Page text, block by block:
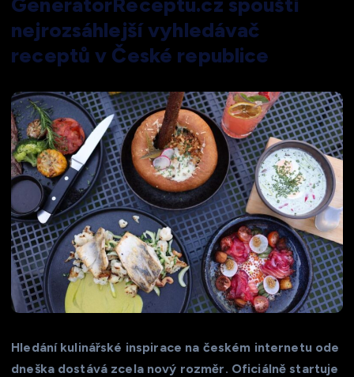
nejrozsáhlejší vyhledávač
receptů v České republice
Hledání kulinářské inspirace na českém internetu ode
dneška dostává zcela nový rozměr. Oficiálně startuje